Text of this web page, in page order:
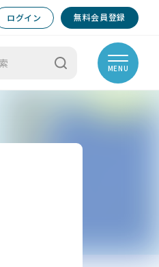
ログイン 無料会員登録
MENU